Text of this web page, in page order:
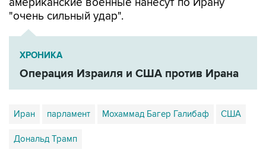
американские военные нанесут по Ирану
"очень сильный удар".
ХРОНИКА
Операция Израиля и США против Ирана
Иран парламент Мохаммад Багер Галибаф США
Дональд Трамп